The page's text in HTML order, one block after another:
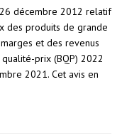
décembre 2012 relatif
des produits de grande
et des revenus
prix (BQP) 2022
2021. Cet avis en